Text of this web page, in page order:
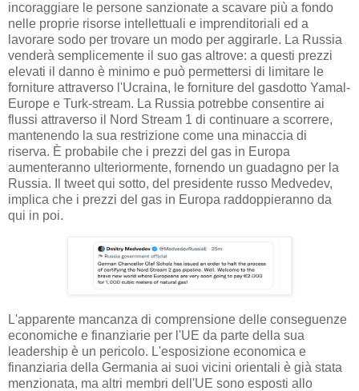
incoraggiare le persone sanzionate a scavare più a fondo
nelle proprie risorse intellettuali e imprenditoriali ed a
lavorare sodo per trovare un modo per aggirarle. La Russia
venderà semplicemente il suo gas altrove: a questi prezzi
elevati il ​​danno è minimo e può permettersi di limitare le
forniture attraverso l'Ucraina, le forniture del gasdotto Yamal-
Europe e Turk-stream. La Russia potrebbe consentire ai
flussi attraverso il Nord Stream 1 di continuare a scorrere,
mantenendo la sua restrizione come una minaccia di
riserva. È probabile che i prezzi del gas in Europa
aumenteranno ulteriormente, fornendo un guadagno per la
Russia. Il tweet qui sotto, del presidente russo Medvedev,
implica che i prezzi del gas in Europa raddoppieranno da
qui in poi.
L'apparente mancanza di comprensione delle conseguenze
economiche e finanziarie per l'UE da parte della sua
leadership è un pericolo. L'esposizione economica e
finanziaria della Germania ai suoi vicini orientali è già stata
menzionata, ma altri membri dell'UE sono esposti allo